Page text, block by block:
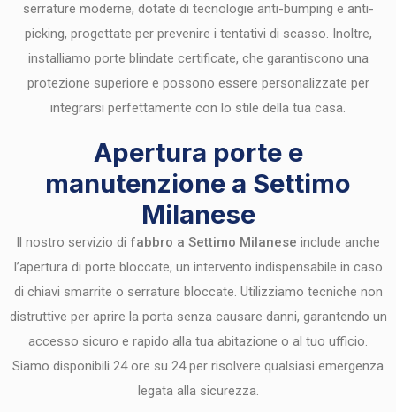
serrature moderne, dotate di tecnologie anti-bumping e anti-
picking, progettate per prevenire i tentativi di scasso. Inoltre,
installiamo porte blindate certificate, che garantiscono una
protezione superiore e possono essere personalizzate per
integrarsi perfettamente con lo stile della tua casa.
Apertura porte e
manutenzione a Settimo
Milanese
Il nostro servizio di fabbro a Settimo Milanese include anche
l’apertura di porte bloccate, un intervento indispensabile in caso
di chiavi smarrite o serrature bloccate. Utilizziamo tecniche non
distruttive per aprire la porta senza causare danni, garantendo un
accesso sicuro e rapido alla tua abitazione o al tuo ufficio.
Siamo disponibili 24 ore su 24 per risolvere qualsiasi emergenza
legata alla sicurezza.